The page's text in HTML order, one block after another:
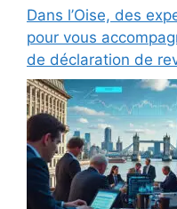
Dans l’Oise, des
pour vous
de déclaration de